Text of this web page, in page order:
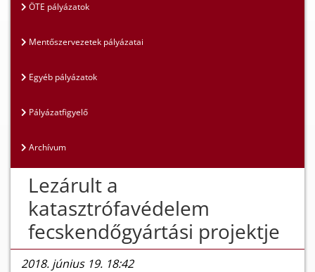
ÖTE pályázatok
Mentőszervezetek pályázatai
Egyéb pályázatok
Pályázatfigyelő
Archívum
Lezárult a
katasztrófavédelem
fecskendőgyártási projektje
2018. június 19. 18:42